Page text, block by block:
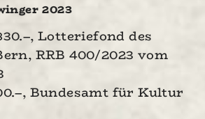
2023
Lotteriefond des
RRB 400/2023 vom
Bundesamt für Kultur